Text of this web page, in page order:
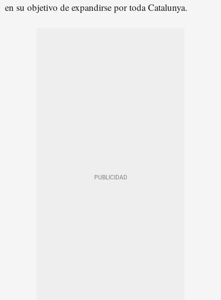
en su objetivo de expandirse por toda Catalunya.